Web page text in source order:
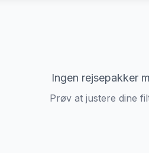
Ingen rejsepakker
Prøv at justere dine